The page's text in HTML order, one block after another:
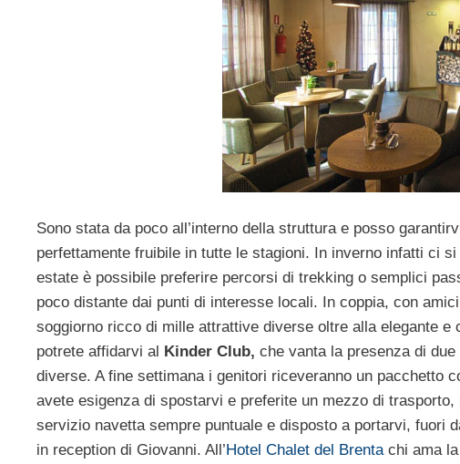
Sono stata da poco all’interno della struttura e posso
perfettamente fruibile in tutte le stagioni. In inverno infatti ci
estate è possibile preferire percorsi di trekking o semplici
poco distante dai punti di interesse locali. In coppia, con
soggiorno ricco di mille attrattive diverse oltre alla elegante
potrete affidarvi al Kinder Club, che vanta la presenza di
diverse. A fine settimana i genitori riceveranno un pacchetto
avete esigenza di spostarvi e preferite un mezzo di
servizio navetta sempre puntuale e disposto a portarvi, fuori
in reception di Giovanni. All’Hotel Chalet del Brenta chi ama